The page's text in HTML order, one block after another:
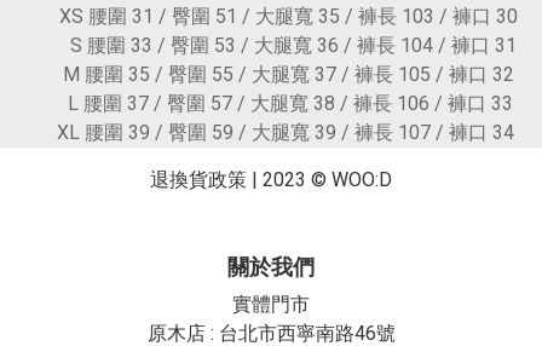
XS 腰圍 31 / 臀圍 51 / 大腿寬 35 / 褲長 103 / 褲口 30
S 腰圍 33 / 臀圍 53 / 大腿寬 36 / 褲長 104 / 褲口 31
M 腰圍 35 / 臀圍 55 / 大腿寬 37 / 褲長 105 / 褲口 32
L 腰圍 37 / 臀圍 57 / 大腿寬 38 / 褲長 106 / 褲口 33
XL 腰圍 39 / 臀圍 59 / 大腿寬 39 / 褲長 107 / 褲口 34
退換貨政策 | 2023 © WOO:D
關於我們
實體門市
原木店 : 台北市西寧南路46號